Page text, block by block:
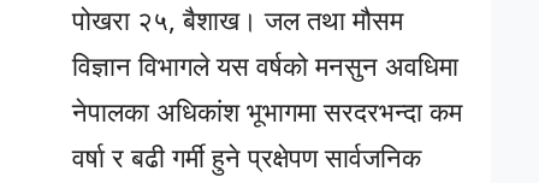
पोखरा २५, बैशाख। जल तथा मौसम
विज्ञान विभागले यस वर्षको मनसुन अवधिमा
नेपालका अधिकांश भूभागमा सरदरभन्दा कम
वर्षा र बढी गर्मी हुने प्रक्षेपण सार्वजनिक